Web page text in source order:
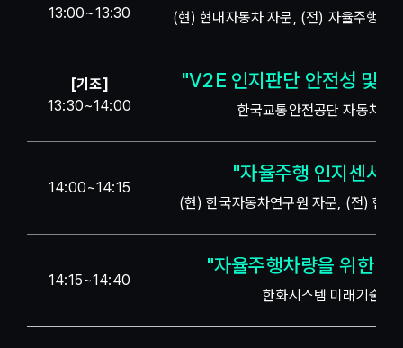
13:00~13:30
(현) 현대자동차 자문, (전) 자율주행개
[기조]
13:30~14:00
"V2E 인지판단 안전성 및
한국교통안전공단 자동차안
14:00~14:15
"자율주행 인지센서
(현) 한국자동차연구원 자문, (전) 현
14:15~14:40
"자율주행차량을 위한
한화시스템 미래기술사